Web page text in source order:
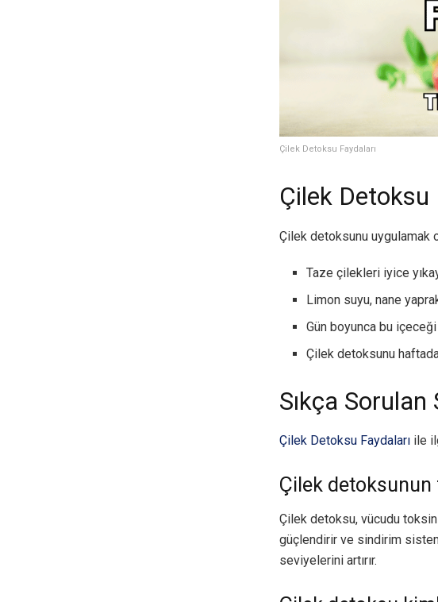
Çilek Detoksu Faydaları
Çilek Detoksu
Çilek detoksunu uygulamak
Taze çilekleri iyice
Limon suyu, nane
Gün boyunca bu
Çilek detoksunu
Sıkça Sorulan
Çilek Detoksu Faydaları ile
Çilek detoksunun
Çilek detoksu, vücudu
güçlendirir ve sindirim
seviyelerini artırır.